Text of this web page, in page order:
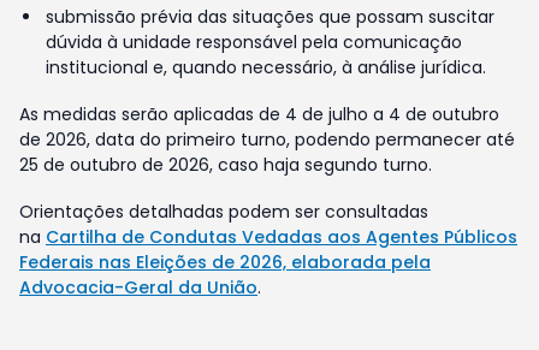
submissão prévia das situações que possam suscitar
dúvida à unidade responsável pela comunicação
institucional e, quando necessário, à análise jurídica.
As medidas serão aplicadas de 4 de julho a 4 de outubro
de 2026, data do primeiro turno, podendo permanecer até
25 de outubro de 2026, caso haja segundo turno.
Orientações detalhadas podem ser consultadas
na Cartilha de Condutas Vedadas aos Agentes Públicos
Federais nas Eleições de 2026, elaborada pela
Advocacia-Geral da União.